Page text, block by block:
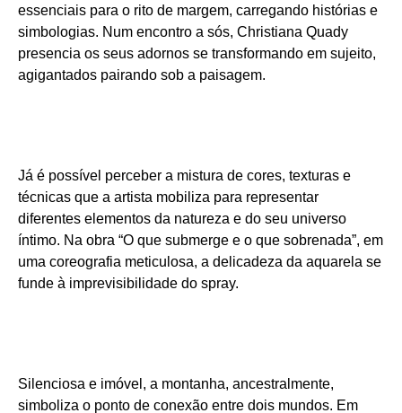
essenciais para o rito de margem, carregando histórias e
simbologias. Num encontro a sós, Christiana Quady
presencia os seus adornos se transformando em sujeito,
agigantados pairando sob a paisagem.
Já é possível perceber a mistura de cores, texturas e
técnicas que a artista mobiliza para representar
diferentes elementos da natureza e do seu universo
íntimo. Na obra “O que submerge e o que sobrenada”, em
uma coreografia meticulosa, a delicadeza da aquarela se
funde à imprevisibilidade do spray.
Silenciosa e imóvel, a montanha, ancestralmente,
simboliza o ponto de conexão entre dois mundos. Em